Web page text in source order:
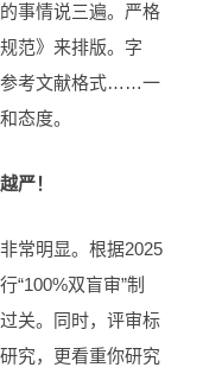
事情说三遍。严格
范》来排版。字
参考文献格式……一
态度。
严！
常明显。根据2025
“100%双盲审”制
关。同时，评审标
究，更看重你研究